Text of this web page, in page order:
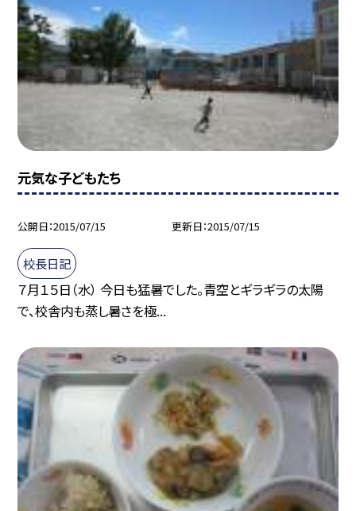
元気な子どもたち
公開日 2015/07/15 更新日 2015/07/15
校長日記
７月１５日（水） 今日も猛暑でした。青空とギラギラの太陽
で、校舎内も蒸し暑さを極...